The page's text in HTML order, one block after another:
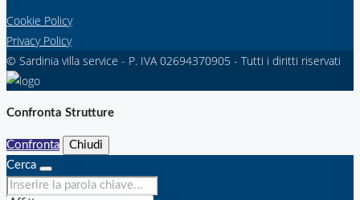
Cookie Policy
Privacy Policy
© Sardinia villa service - P. IVA 02694370905 - Tutti i diritti riservati
Confronta Strutture
Confronta
Chiudi
Cerca